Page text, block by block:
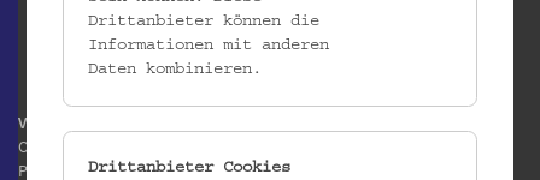
Volkskundemuseum Wien
Otto Wagner Areal
Pavillon 1
Drittanbieter können die
Informationen mit anderen
Daten kombinieren.
Drittanbieter Cookies